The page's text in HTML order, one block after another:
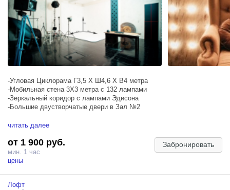
-Угловая Циклорама Г3,5 Х Ш4,6 Х В4 метра
-Мобильная стена 3Х3 метра с 132 лампами
-Зеркальный коридор с лампами Эдисона
-Большие двустворчатые двери в Зал №2
3шт. Einstein E640 (2,5Ws-640Ws, постоянная температура на всём
1/13,500 секунды (t.1)
Стрипы, софтбоксы и октабоксы с сотами, портретная терелка с
Крутейший Советский прожектор с фокусировочной линзой и
читать далее
от 1 900 руб.
мин. 1 час
цены
Забронировать
Лофт